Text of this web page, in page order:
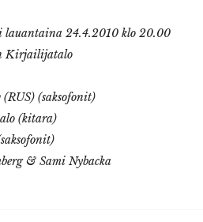
lauantaina 24.4.2010 klo 20.00
Kirjailijatalo
(saksofonit)
(kitara)
& Sami Nybacka